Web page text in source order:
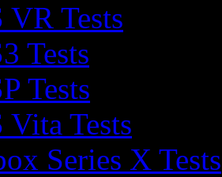
VR Tests
Tests
Tests
Vita Tests
Series X Tests